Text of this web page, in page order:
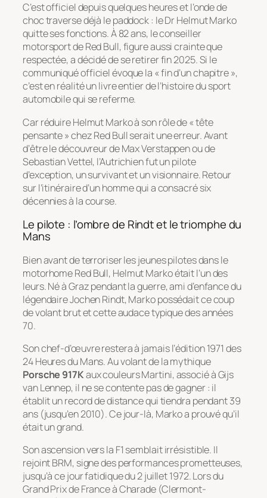
C’est officiel depuis quelques heures et l’onde de
choc traverse déjà le paddock : le Dr Helmut Marko
quitte ses fonctions. À 82 ans, le conseiller
motorsport de Red Bull, figure aussi crainte que
respectée, a décidé de se retirer fin 2025. Si le
communiqué officiel évoque la « fin d’un chapitre »,
c’est en réalité un livre entier de l’histoire du sport
automobile qui se referme.
Car réduire Helmut Marko à son rôle de « tête
pensante » chez Red Bull serait une erreur. Avant
d’être le découvreur de Max Verstappen ou de
Sebastian Vettel, l’Autrichien fut un pilote
d’exception, un survivant et un visionnaire. Retour
sur l’itinéraire d’un homme qui a consacré six
décennies à la course.
Le pilote : l’ombre de Rindt et le triomphe du
Mans
Bien avant de terroriser les jeunes pilotes dans le
motorhome Red Bull, Helmut Marko était l’un des
leurs. Né à Graz pendant la guerre, ami d’enfance du
légendaire Jochen Rindt, Marko possédait ce coup
de volant brut et cette audace typique des années
70.
Son chef-d’œuvre restera à jamais l’édition 1971 des
24 Heures du Mans. Au volant de la mythique
Porsche 917Kaux couleurs Martini, associé à Gijs
van Lennep, il ne se contente pas de gagner : il
établit un record de distance qui tiendra pendant 39
ans (jusqu’en 2010). Ce jour-là, Marko a prouvé qu’il
était un grand.
Son ascension vers la F1 semblait irrésistible. Il
rejoint BRM, signe des performances prometteuses,
jusqu’à ce jour fatidique du 2 juillet 1972. Lors du
Grand Prix de France à Charade (Clermont-